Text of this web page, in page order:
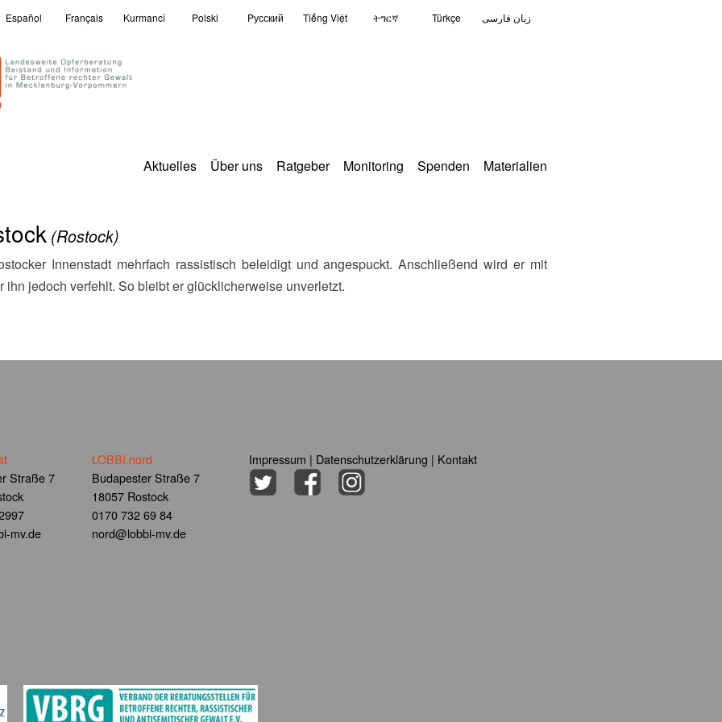
Español Français Kurmancî Polski Pусский Tiếng Việt ትግርኛ Türkçe زبان فارسی
Aktuelles Über uns Ratgeber Monitoring Spenden Materialien
(Rostock)
ihn jedoch verfehlt. So bleibt er glücklicherweise unverletzt.
Straße 7
mv.de
LOBBI.nord
Budapester Straße 7
18057 Rostock
0170 732 69 84
nord@lobbi-mv.de
Impressum | Datenschutzerklärung | Kontakt